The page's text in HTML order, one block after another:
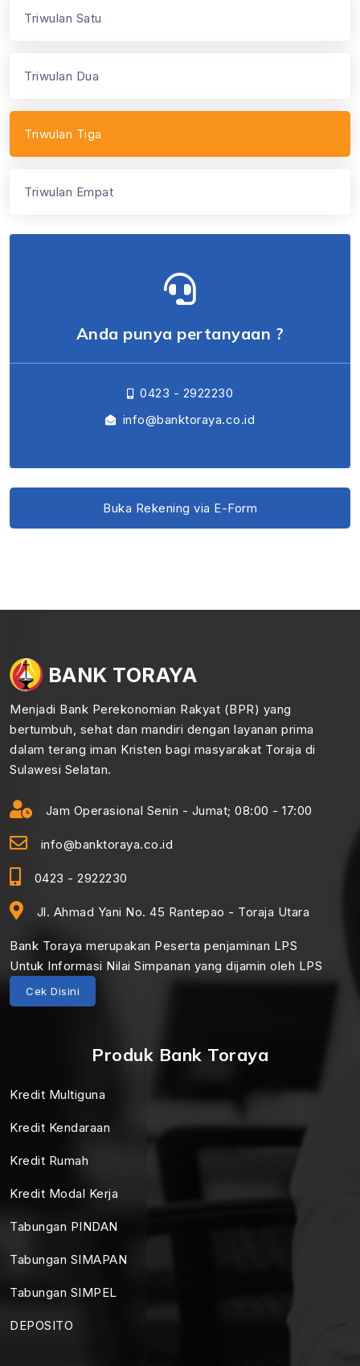
Triwulan Satu
Triwulan Dua
Triwulan Tiga
Triwulan Empat
Anda punya pertanyaan ?
0423 - 2922230
info@banktoraya.co.id
Buka Rekening via E-Form
BANK TORAYA
Menjadi Bank Perekonomian Rakyat (BPR) yang
bertumbuh, sehat dan mandiri dengan layanan prima
dalam terang iman Kristen bagi masyarakat Toraja di
Sulawesi Selatan.
Jam Operasional Senin - Jumat; 08:00 - 17:00
info@banktoraya.co.id
0423 - 2922230
Jl. Ahmad Yani No. 45 Rantepao - Toraja Utara
Bank Toraya merupakan Peserta penjaminan LPS
Untuk Informasi Nilai Simpanan yang dijamin oleh LPS
Cek Disini
Produk Bank Toraya
Kredit Multiguna
Kredit Kendaraan
Kredit Rumah
Kredit Modal Kerja
Tabungan PINDAN
Tabungan SIMAPAN
Tabungan SIMPEL
DEPOSITO